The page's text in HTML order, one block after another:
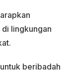
lingkungan
beribadah